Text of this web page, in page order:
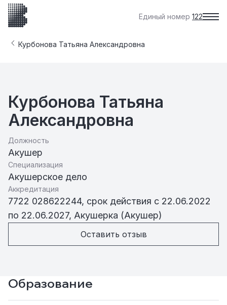
Единый номер 122
Курбонова Татьяна
Александровна
Должность
Акушер
Специализация
Акушерское дело
Аккредитация
7722 028622244, срок действия с 22.06.2022
по 22.06.2027, Акушерка (Акушер)
Оставить отзыв
Курбонова Татьяна Александровна
Образование